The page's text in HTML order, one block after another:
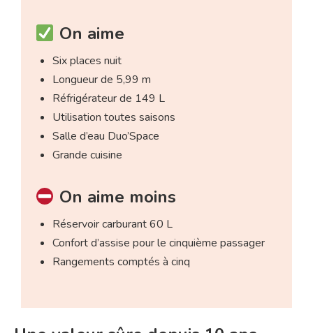
On aime
Six places nuit
Longueur de 5,99 m
Réfrigérateur de 149 L
Utilisation toutes saisons
Salle d’eau Duo’Space
Grande cuisine
On aime moins
Réservoir carburant 60 L
Confort d’assise pour le cinquième passager
Rangements comptés à cinq